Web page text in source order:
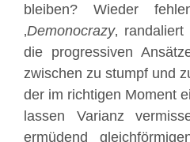
bleiben? Wieder
‚Demonocrazy‚
die progressiven
zwischen zu stumpf und
der im richtigen Moment
lassen Varianz
ermüdend